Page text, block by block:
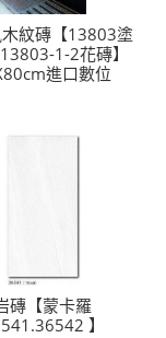
紋磚【13803塗
1-2花磚】
進口數位
磚【蒙卡羅
】